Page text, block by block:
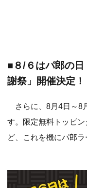
■８/６はパ郎の
謝祭」開催決定！
さらに、8月4日～8
す。限定無料トッピ
ど、これを機にパ郎ラ